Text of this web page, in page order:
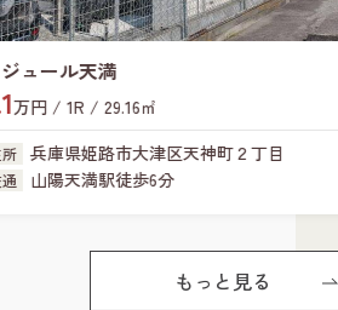
セジュール北八代
5.9万円 / 3LDK / 62.88㎡
住所 兵庫県姫路市北八代２丁目
交通 野里駅徒歩29分
もっと見る